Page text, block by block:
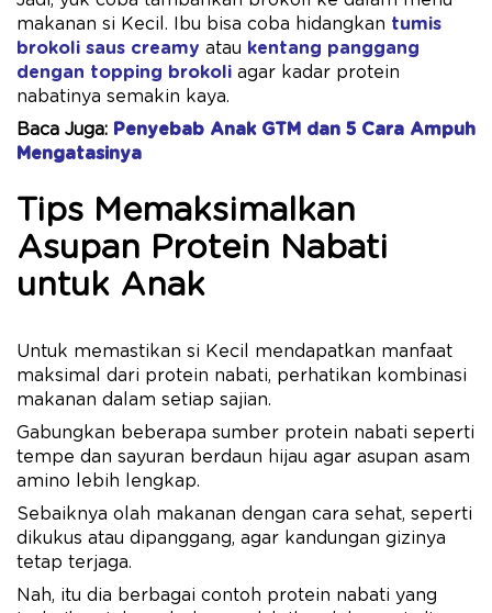
makanan si Kecil. Ibu bisa coba hidangkan tumis
brokoli saus creamy atau kentang panggang
dengan topping brokoli agar kadar protein
nabatinya semakin kaya.
Baca Juga: Penyebab Anak GTM dan 5 Cara Ampuh
Mengatasinya
Tips Memaksimalkan
Asupan Protein Nabati
untuk Anak
Untuk memastikan si Kecil mendapatkan manfaat
maksimal dari protein nabati, perhatikan kombinasi
makanan dalam setiap sajian.
Gabungkan beberapa sumber protein nabati seperti
tempe dan sayuran berdaun hijau agar asupan asam
amino lebih lengkap.
Sebaiknya olah makanan dengan cara sehat, seperti
dikukus atau dipanggang, agar kandungan gizinya
tetap terjaga.
Nah, itu dia berbagai contoh protein nabati yang